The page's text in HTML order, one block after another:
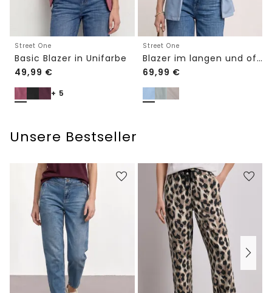
Street One
Basic Blazer in Unifarbe
49,99 €
+ 5
Street One
Blazer im langen und offenen Schnitt
69,99 €
Unsere Bestseller